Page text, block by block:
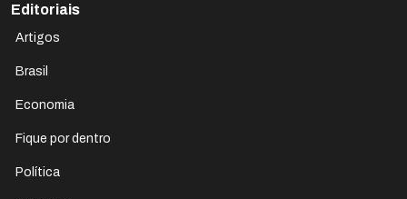
Editoriais
Artigos
Brasil
Economia
Fique por dentro
Política